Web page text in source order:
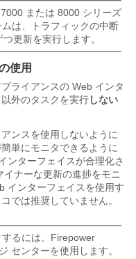
7000 または 8000 シリーズ
は、トラフィックの中断
更新を実行します。
使用
ライアンスの Web インタ
外のタスクを実行しない
ンスを使用しないように
単にモニタできるように
ンターフェイスが合理化さ
ナーな更新の進捗をモニ
インターフェイスを使用す
では推奨していません。
るには、 Firepower
センターを使用します。